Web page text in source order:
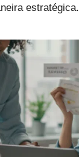
estratégica.